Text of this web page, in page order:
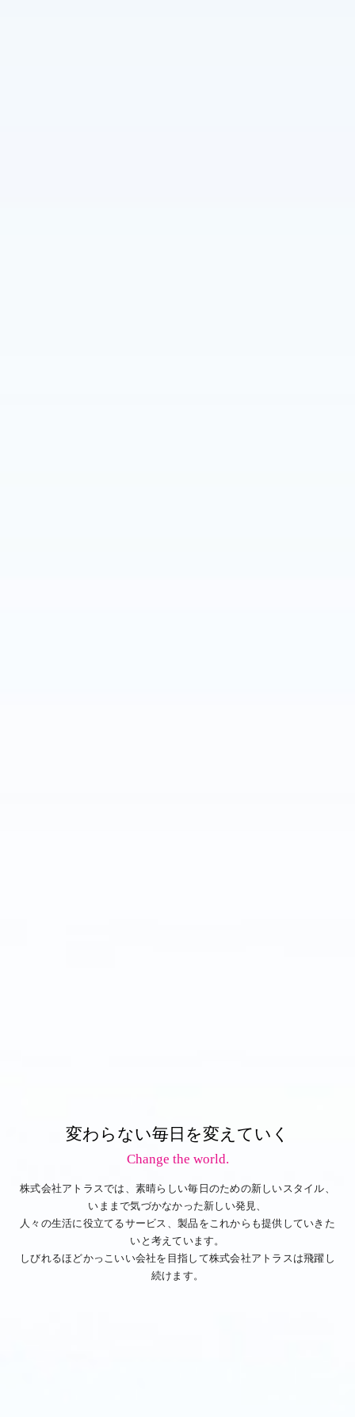
変わらない毎日を変えていく
Change the world.
株式会社アトラスでは、素晴らしい毎日のための新しいスタイル、
いままで気づかなかった新しい発見、
人々の生活に役立てるサービス、製品をこれからも提供していきた
いと考えています。
しびれるほどかっこいい会社を目指して株式会社アトラスは飛躍し
続けます。